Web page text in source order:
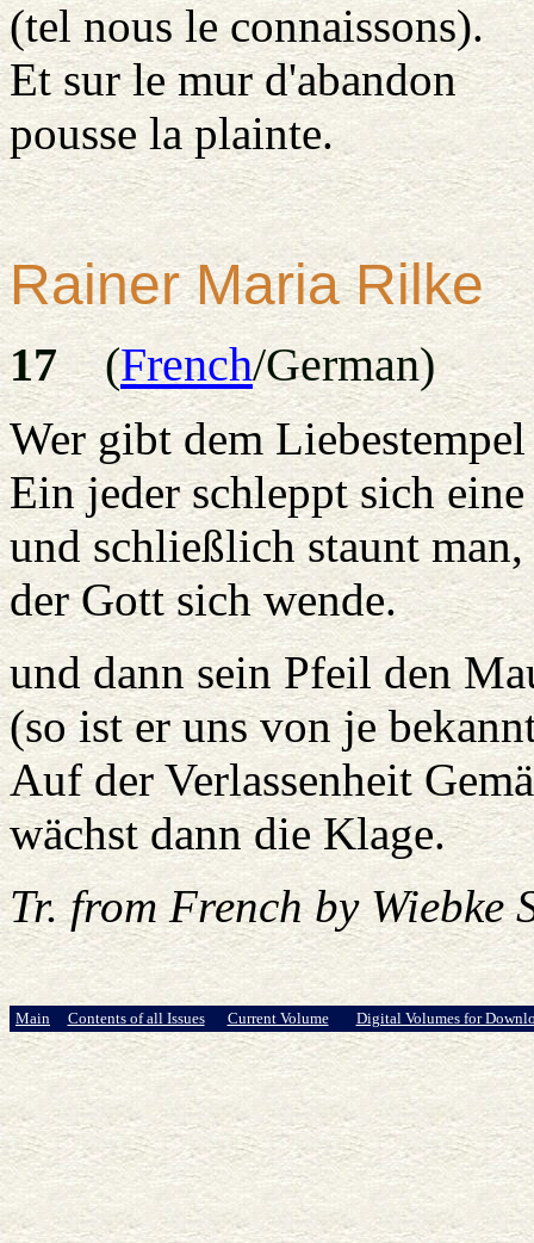
(tel nous le connaissons).
Et sur le mur d'abandon
pousse la plainte.
Rainer MariaRilke
17(French/German)
Wer gibt dem
Ein jeder schleppt sich
und schließlich staunt
der Gott sich wende.
und dann sein Pfeil den
(so ist er uns von je
Auf der Verlassenheit
wächst dann die Klage.
Tr. from French by Wiebke
Main Contents of all Issues Current Volume Digital Volumes for